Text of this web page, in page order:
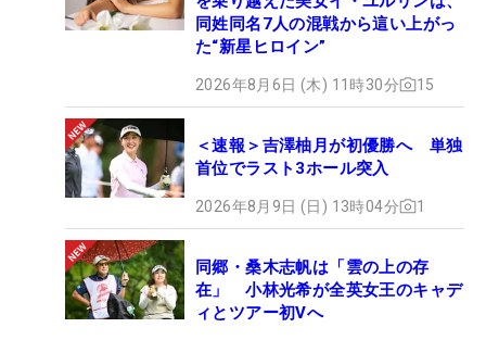
同姓同名7人の混戦から這い上がっ
た“新星ヒロイン”
2026年8月6日 (木) 11時30分 15
＜速報＞吉澤柚月が初優勝へ 単独
首位でラスト3ホール突入
2026年8月9日 (日) 13時04分 1
同郷・桑木志帆は「雲の上の存
在」 小林光希が全英女王のキャデ
ィとツアー初Vへ